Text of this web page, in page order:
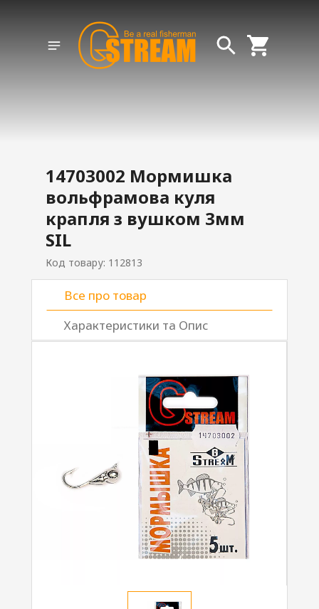
14703002 Мормишка
вольфрамова куля
крапля з вушком 3мм
SIL
Код товару: 112813
Все про товар
Характеристики та Опис